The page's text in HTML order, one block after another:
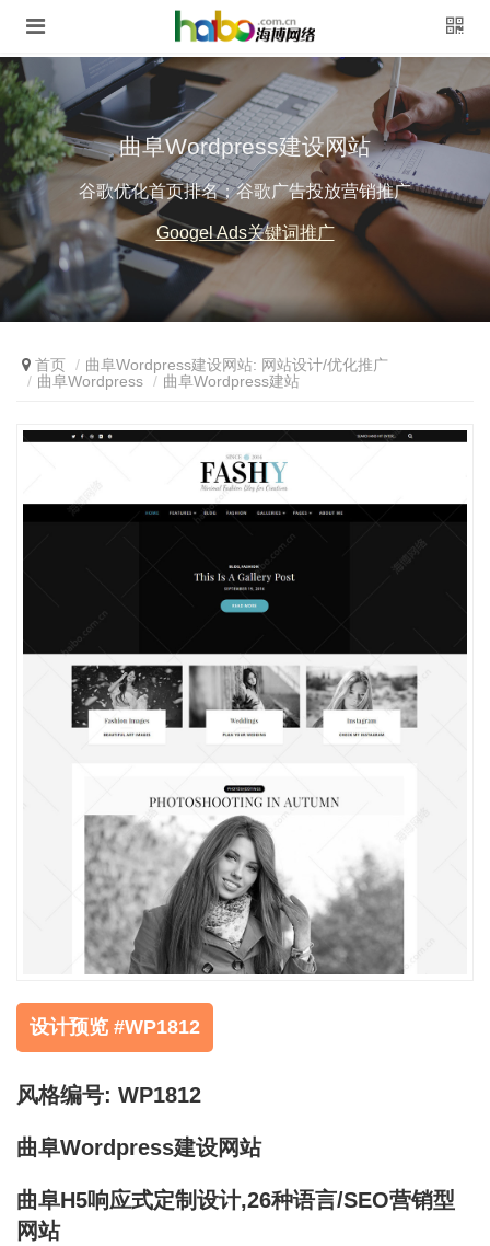
曲阜Wordpress建设网站
谷歌优化首页排名；谷歌广告投放营销推广
Googel Ads关键词推广
首页
曲阜Wordpress建设网站: 网站设计/优化推广
曲阜Wordpress
曲阜Wordpress建站
设计预览 #WP1812
风格编号: WP1812
曲阜Wordpress建设网站
曲阜H5响应式定制设计,26种语言/SEO营销型
网站